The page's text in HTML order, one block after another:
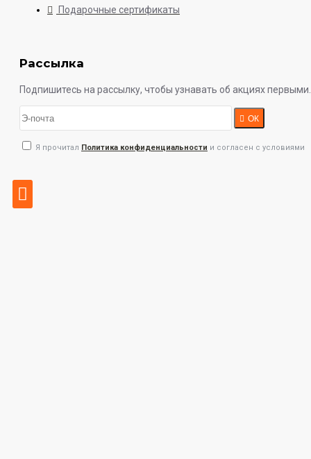
Подарочные сертификаты
Рассылка
Подпишитесь на рассылку, чтобы узнавать об акциях первыми.
ОК
Я прочитал Политика конфиденциальности и согласен с условиями